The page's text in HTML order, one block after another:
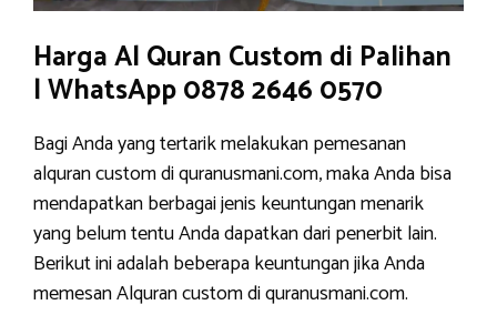
Harga Al Quran Custom di Palihan
| WhatsApp 0878 2646 0570
Bagi Anda yang tertarik melakukan pemesanan
alquran custom di quranusmani.com, maka Anda bisa
mendapatkan berbagai jenis keuntungan menarik
yang belum tentu Anda dapatkan dari penerbit lain.
Berikut ini adalah beberapa keuntungan jika Anda
memesan Alquran custom di quranusmani.com.